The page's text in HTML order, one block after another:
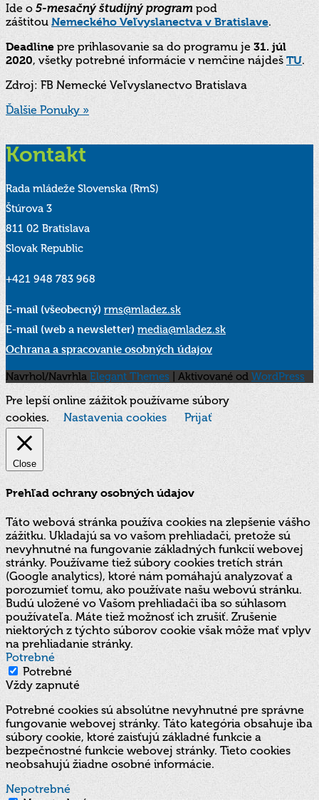
Ide o5-mesačný študijný programpod
záštitouNemeckého Veľvyslanectva v Bratislave.
Deadlinepre prihlasovanie sa do programu je31. júl
2020, všetky potrebné informácie v nemčine nájdešTU.
Zdroj: FB Nemecké Veľvyslanectvo Bratislava
Ďalšie Ponuky »
Kontakt
Rada mládeže Slovenska (RmS)
Štúrova 3
811 02 Bratislava
Slovak Republic
+421 948 783 968
E-mail (všeobecný) rms@mladez.sk
E-mail (web a newsletter) media@mladez.sk
Ochrana a spracovanie osobných údajov
Navrhol/Navrhla Elegant Themes | Aktivované od WordPress
Pre lepší online zážitok používame súbory
cookies.
Nastavenia cookies Prijať
Close
Prehľad ochrany osobných údajov
Táto webová stránka používa cookies na zlepšenie vášho
zážitku. Ukladajú sa vo vašom prehliadači, pretože sú
nevyhnutné na fungovanie základných funkcií webovej
stránky. Používame tiež súbory cookies tretích strán
(Google analytics), ktoré nám pomáhajú analyzovať a
porozumieť tomu, ako používate našu webovú stránku.
Budú uložené vo Vašom prehliadači iba so súhlasom
používateľa. Máte tiež možnosť ich zrušiť. Zrušenie
niektorých z týchto súborov cookie však môže mať vplyv
na prehliadanie stránky.
Potrebné
Potrebné
Vždy zapnuté
Potrebné cookies sú absolútne nevyhnutné pre správne
fungovanie webovej stránky. Táto kategória obsahuje iba
súbory cookie, ktoré zaisťujú základné funkcie a
bezpečnostné funkcie webovej stránky. Tieto cookies
neobsahujú žiadne osobné informácie.
Nepotrebné